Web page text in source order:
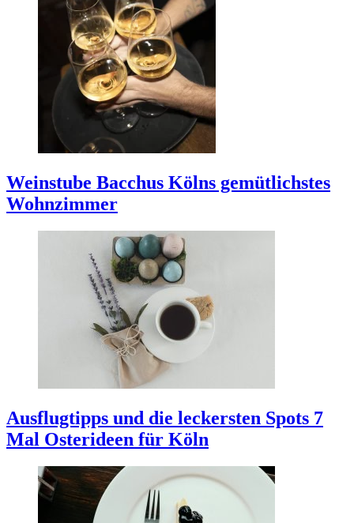
Weinstube Bacchus Kölns gemütlichstes
Wohnzimmer
Ausflugtipps und die leckersten Spots 7
Mal Osterideen für Köln